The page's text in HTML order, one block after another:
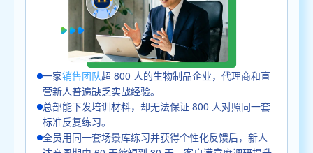
一家销售团队超 800 人的生物制品企业，代理商和直
营新人普遍缺乏实战经验。
总部能下发培训材料，却无法保证 800 人对照同一套
标准反复练习。
全员用同一套场景库练习并获得个性化反馈后，新人